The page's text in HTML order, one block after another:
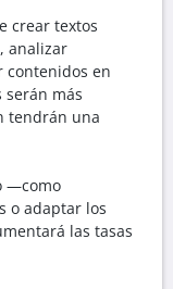
crear textos
analizar
contenidos en
serán más
tendrán una
—como
o adaptar los
las tasas